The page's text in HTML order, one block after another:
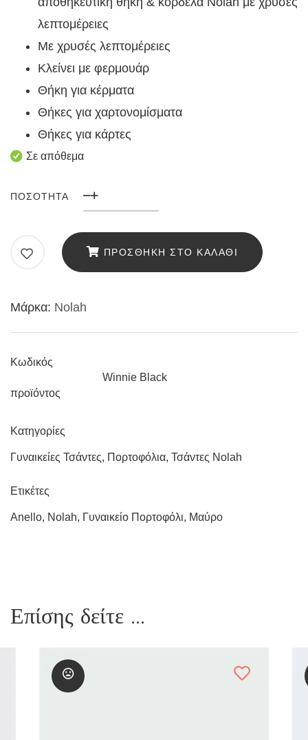
λεπτομέρειες
Με χρυσές λεπτομέρειες
Κλείνει με φερμουάρ
Θήκη για κέρματα
Θήκες για χαρτονομίσματα
Θήκες για κάρτες
Σε απόθεμα
ΠΟΣΌΤΗΤΑ
Γυναικείο
ΠΡΟΣΘΉΚΗ ΣΤΟ ΚΑΛΆΘΙ
Μάρκα: Nolah
Κωδικός
προϊόντος
Winnie Black
Κατηγορίες
Γυναικείες Τσάντες, Πορτοφόλια, Τσάντες Nolah
Ετικέτες
Anello, Nolah, Γυναικείο Πορτοφόλι, Μαύρο
Επίσης δείτε ...